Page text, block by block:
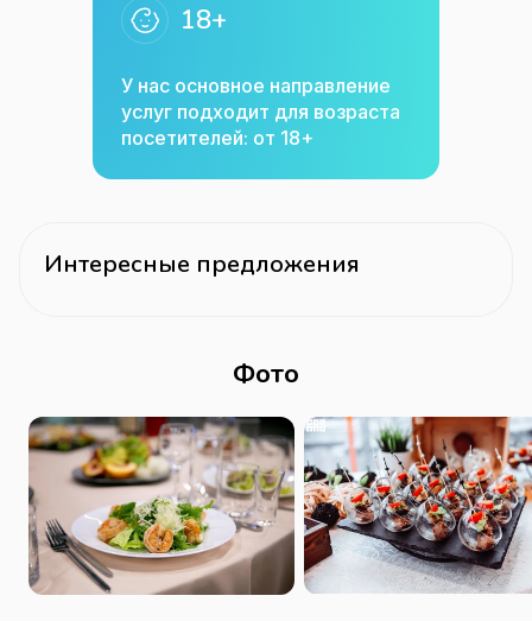
18+
У нас основное направление
услуг подходит для возраста
посетителей: от 18+
Интересные предложения
Фото